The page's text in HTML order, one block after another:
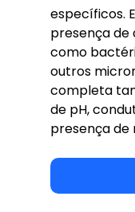
específicos.
presença
como
outros
completa
de pH,
presença de